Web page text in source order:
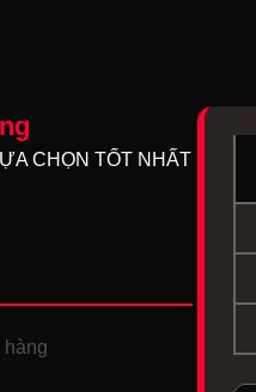
CHỌN TỐT NHẤT
hàng